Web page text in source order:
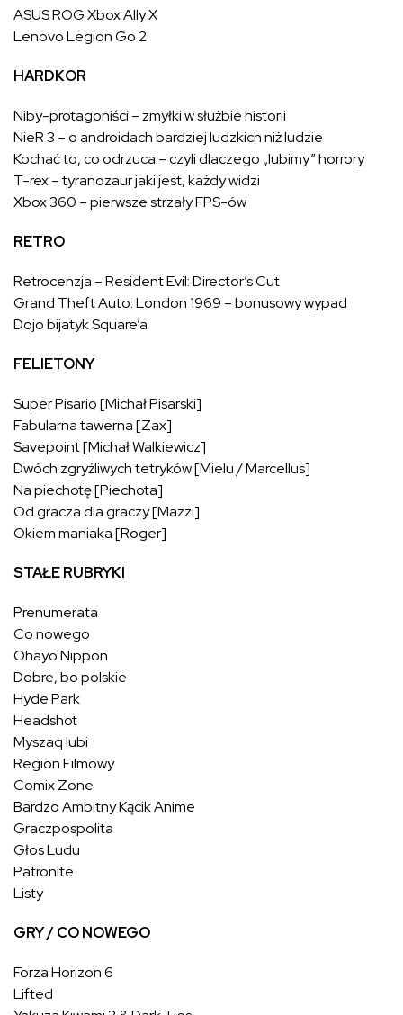
ASUS ROG Xbox Ally X
Lenovo Legion Go 2
HARDKOR
Niby-protagoniści – zmyłki w służbie historii
NieR 3 – o androidach bardziej ludzkich niż ludzie
Kochać to, co odrzuca – czyli dlaczego „lubimy” horrory
T-rex – tyranozaur jaki jest, każdy widzi
Xbox 360 – pierwsze strzały FPS-ów
RETRO
Retrocenzja – Resident Evil: Director’s Cut
Grand Theft Auto: London 1969 – bonusowy wypad
Dojo bijatyk Square’a
FELIETONY
Super Pisario [Michał Pisarski]
Fabularna tawerna [Zax]
Savepoint [Michał Walkiewicz]
Dwóch zgryźliwych tetryków [Mielu / Marcellus]
Na piechotę [Piechota]
Od gracza dla graczy [Mazzi]
Okiem maniaka [Roger]
STAŁE RUBRYKI
Prenumerata
Co nowego
Ohayo Nippon
Dobre, bo polskie
Hyde Park
Headshot
Myszaq lubi
Region Filmowy
Comix Zone
Bardzo Ambitny Kącik Anime
Graczpospolita
Głos Ludu
Patronite
Listy
GRY / CO NOWEGO
Forza Horizon 6
Lifted